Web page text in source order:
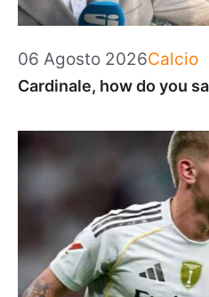
06 Agosto 2026Calcio
Cardinale, how do you